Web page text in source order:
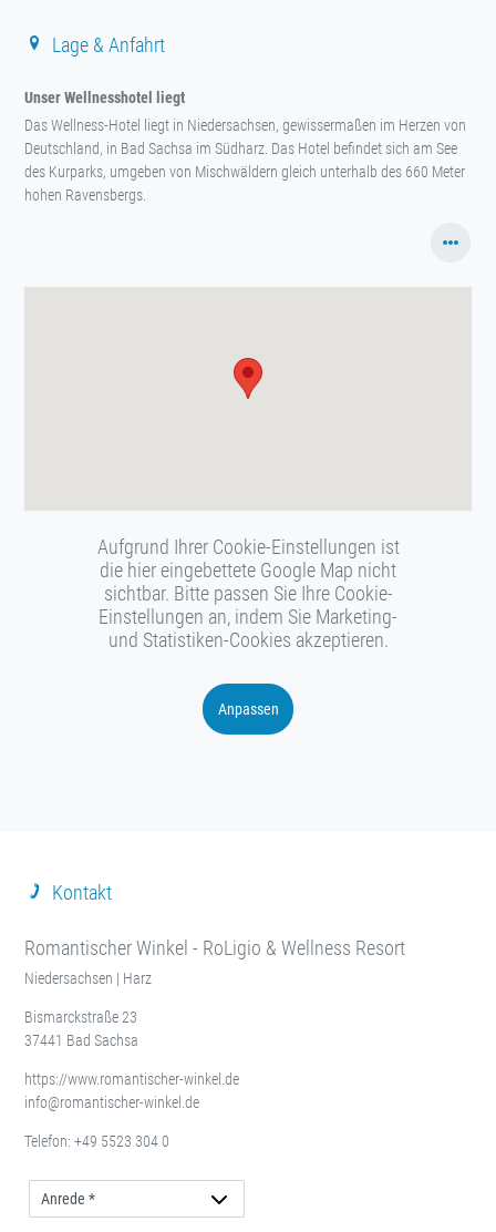
Lage & Anfahrt
Unser Wellnesshotel liegt
Das Wellness-Hotel liegt in Niedersachsen, gewissermaßen im Herzen von
Deutschland, in Bad Sachsa im Südharz. Das Hotel befindet sich am See
des Kurparks, umgeben von Mischwäldern gleich unterhalb des 660 Meter
hohen Ravensbergs.
Aufgrund Ihrer Cookie-Einstellungen ist
die hier eingebettete Google Map nicht
sichtbar. Bitte passen Sie Ihre Cookie-
Einstellungen an, indem Sie Marketing-
und Statistiken-Cookies akzeptieren.
Anpassen
Kontakt
Romantischer Winkel - RoLigio & Wellness Resort
Niedersachsen | Harz
Bismarckstraße 23
37441 Bad Sachsa
https://www.romantischer-winkel.de
info@romantischer-winkel.de
Telefon: +49 5523 304 0
Anrede